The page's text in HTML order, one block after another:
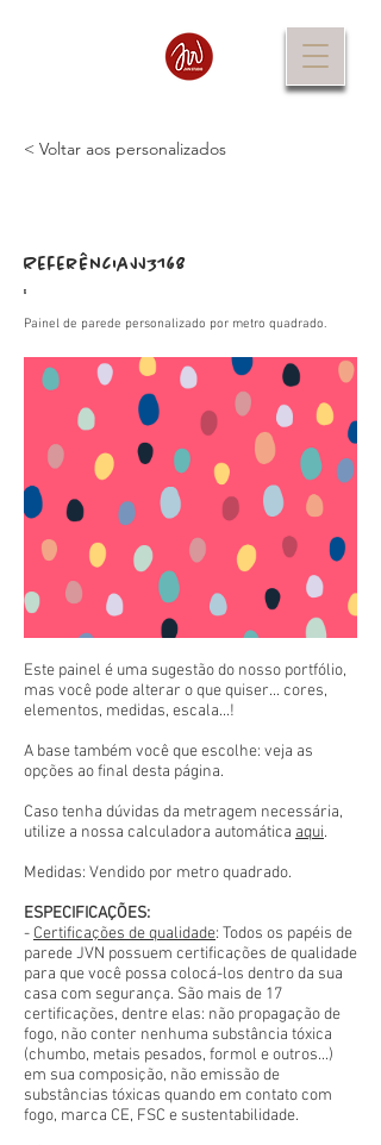
< Voltar aos personalizados
Referência
:
JJ3168
Painel de parede personalizado por metro quadrado.
Este painel é uma sugestão do nosso portfólio,
mas você pode alterar o que quiser... cores,
elementos, medidas, escala...!
A base também você que escolhe: veja as
opções ao final desta página.
Caso tenha dúvidas da metragem necessária,
utilize a nossa calculadora automática aqui.
Medidas: Vendido por metro quadrado.
ESPECIFICAÇÕES:
- Certificações de qualidade: Todos os papéis de
parede JVN possuem certificações de qualidade
para que você possa colocá-los dentro da sua
casa com segurança. São mais de 17
certificações, dentre elas: não propagação de
fogo, não conter nenhuma substância tóxica
(chumbo, metais pesados, formol e outros...)
em sua composição, não emissão de
substâncias tóxicas quando em contato com
fogo, marca CE, FSC e sustentabilidade.